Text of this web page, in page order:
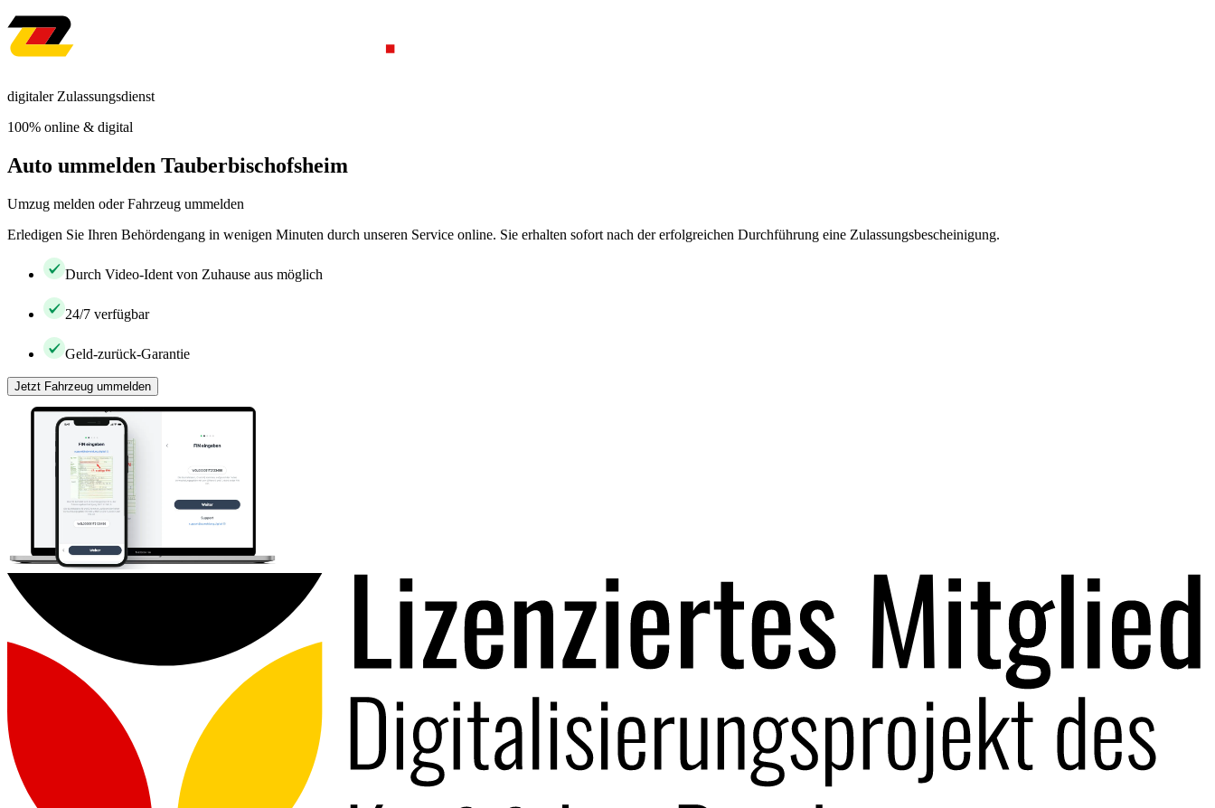
digitaler Zulassungsdienst
100% online & digital
Auto ummelden Tauberbischofsheim
Umzug melden oder Fahrzeug ummelden
Erledigen Sie Ihren Behördengang in wenigen Minuten durch unseren Service online. Sie erhalten sofort nach der erfolgreichen Durchführung eine Zulassungsbescheinigung.
Durch Video-Ident von Zuhause aus möglich
24/7 verfügbar
Geld-zurück-Garantie
Jetzt Fahrzeug ummelden